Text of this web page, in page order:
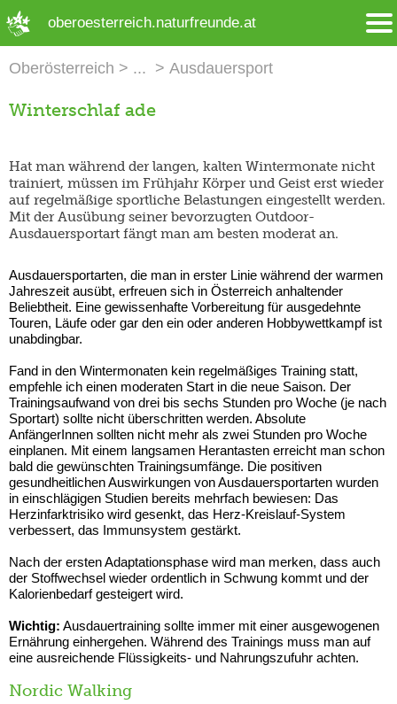
oberoesterreich.naturfreunde.at
Oberösterreich Ausdauersport
Winterschlaf ade
Hat man während der langen, kalten Wintermonate nicht
trainiert, müssen im Frühjahr Körper und Geist erst wieder
auf regelmäßige sportliche Belastungen eingestellt werden.
Mit der Ausübung seiner bevorzugten Outdoor-
Ausdauersportart fängt man am besten moderat an.
Ausdauersportarten, die man in erster Linie während der warmen
Jahreszeit ausübt, erfreuen sich in Österreich anhaltender
Beliebtheit. Eine gewissenhafte Vorbereitung für ausgedehnte
Touren, Läufe oder gar den ein oder anderen Hobbywettkampf ist
unabdingbar.
Fand in den Wintermonaten kein regelmäßiges Training statt,
empfehle ich einen moderaten Start in die neue Saison. Der
Trainingsaufwand von drei bis sechs Stunden pro Woche (je nach
Sportart) sollte nicht überschritten werden. Absolute
AnfängerInnen sollten nicht mehr als zwei Stunden pro Woche
einplanen. Mit einem langsamen Herantasten erreicht man schon
bald die gewünschten Trainingsumfänge. Die positiven
gesundheitlichen Auswirkungen von Ausdauersportarten wurden
in einschlägigen Studien bereits mehrfach bewiesen: Das
Herzinfarktrisiko wird gesenkt, das Herz-Kreislauf-System
verbessert, das Immunsystem gestärkt.
Nach der ersten Adaptationsphase wird man merken, dass auch
der Stoffwechsel wieder ordentlich in Schwung kommt und der
Kalorienbedarf gesteigert wird.
Wichtig: Ausdauertraining sollte immer mit einer ausgewogenen
Ernährung einhergehen. Während des Trainings muss man auf
eine ausreichende Flüssigkeits- und Nahrungszufuhr achten.
Nordic Walking